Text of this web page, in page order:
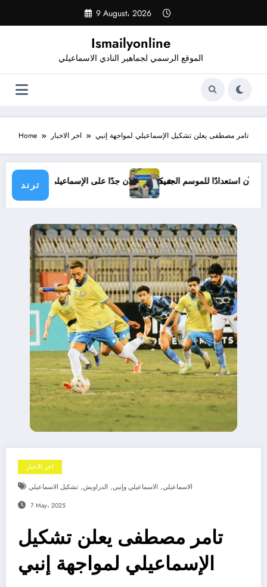
content
9 August، 2026
Ismailyonline
الموقع الرسمي لجماهير النادي الاسماعيلي
Home اخر الاخبار تامر مصطفى يعلن تشكيل الإسماعيلي لمواجهة إنبي
ترند
شيكابالا: زعلان جدًا على الإسماعيلي..حتى الآن استعدادًا للموسم الجديد
اخر الاخبار
الاسماعيلي, الاسماعيلي وإنبي, الدراويش,تشكيل الاسماعيلي
7 May، 2025
تامر مصطفى يعلن تشكيل
الإسماعيلي لمواجهة إنبي